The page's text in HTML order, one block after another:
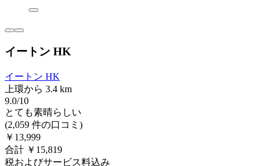
イートン HK
イートン HK
上環から 3.4 km
9.0/10
とても素晴らしい
(2,059 件の口コミ)
￥13,999
合計 ￥15,819
税およびサービス料込み